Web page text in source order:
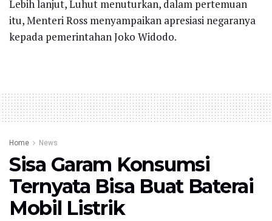
Lebih lanjut, Luhut menuturkan, dalam pertemuan
itu, Menteri Ross menyampaikan apresiasi negaranya
kepada pemerintahan Joko Widodo.
Home News
Sisa Garam Konsumsi
Ternyata Bisa Buat Baterai
Mobil Listrik